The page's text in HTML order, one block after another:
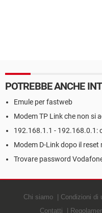
POTREBBE ANCHE
Emule per fastweb
Modem TP Link che non si
192.168.1.1 - 192.168.0.1:
Modem D-Link dopo il
Trovare password
Chi siamo Condizioni di
Contatti